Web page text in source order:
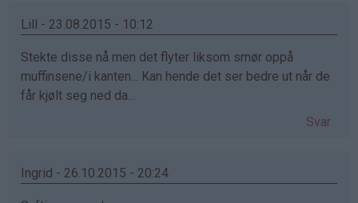
Lill - 23.08.2015 - 10:12
Stekte disse nå men det flyter liksom smør oppå
muffinsene/i kanten... Kan hende det ser bedre ut når de
får kjølt seg ned da...
Svar
Ingrid - 26.10.2015 - 20:24